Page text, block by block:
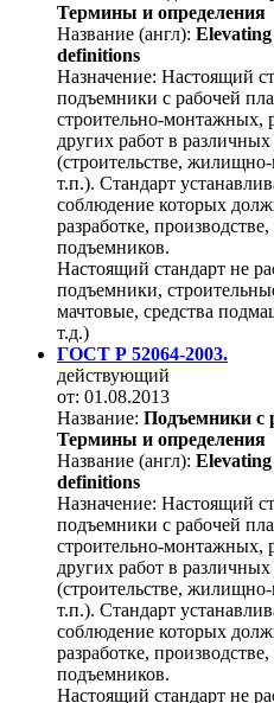
Термины и определения
Название (англ):
definitions
Назначение: Настоящий
подъемники с рабочей
строительно-
других работ в
(строительстве,
т.п.). Стандарт
соблюдение которых
разработке,
подъемников.
Настоящий стандарт не
подъемники,
мачтовые, средства
т.д.)
ГОСТ Р 52064-2003.
действующий
от: 01.08.2013
Название: Подъемники с
Термины и определения
Название (англ):
definitions
Назначение: Настоящий
подъемники с рабочей
строительно-
других работ в
(строительстве,
т.п.). Стандарт
соблюдение которых
разработке,
подъемников.
Настоящий стандарт не